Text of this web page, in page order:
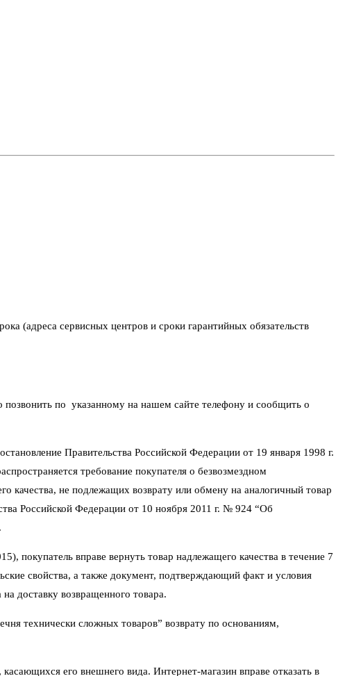
(адреса сервисных центров и сроки гарантийных обязательств
позвонить по указанному на нашем сайте телефону и сообщить о
Правительства Российской Федерации от 19 января 1998 г.
требование покупателя о безвозмездном
качества, не подлежащих возврату или обмену на аналогичный товар
Российской Федерации от 10 ноября 2011 г. № 924 “Об
покупатель вправе вернуть товар надлежащего качества в течение 7
свойства, а также документ, подтверждающий факт и условия
доставку возвращенного товара.
технически сложных товаров” возврату по основаниям,
его внешнего вида. Интернет-магазин вправе отказать в